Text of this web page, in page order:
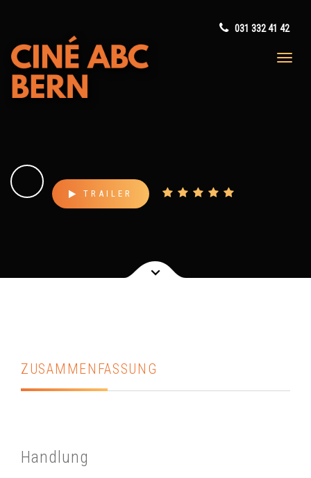
031 332 41 42
TRAILER
ZUSAMMENFASSUNG
Handlung